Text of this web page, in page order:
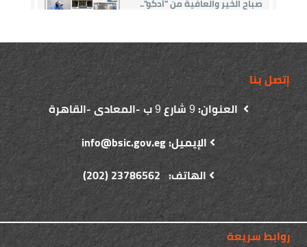
إتصل بنا
العنوان:9شارع9ب -المعادى -القاهرة
الإيميل: info@bsic.gov.eg
الهاتف: 23786562 (202)
روابط سريعة